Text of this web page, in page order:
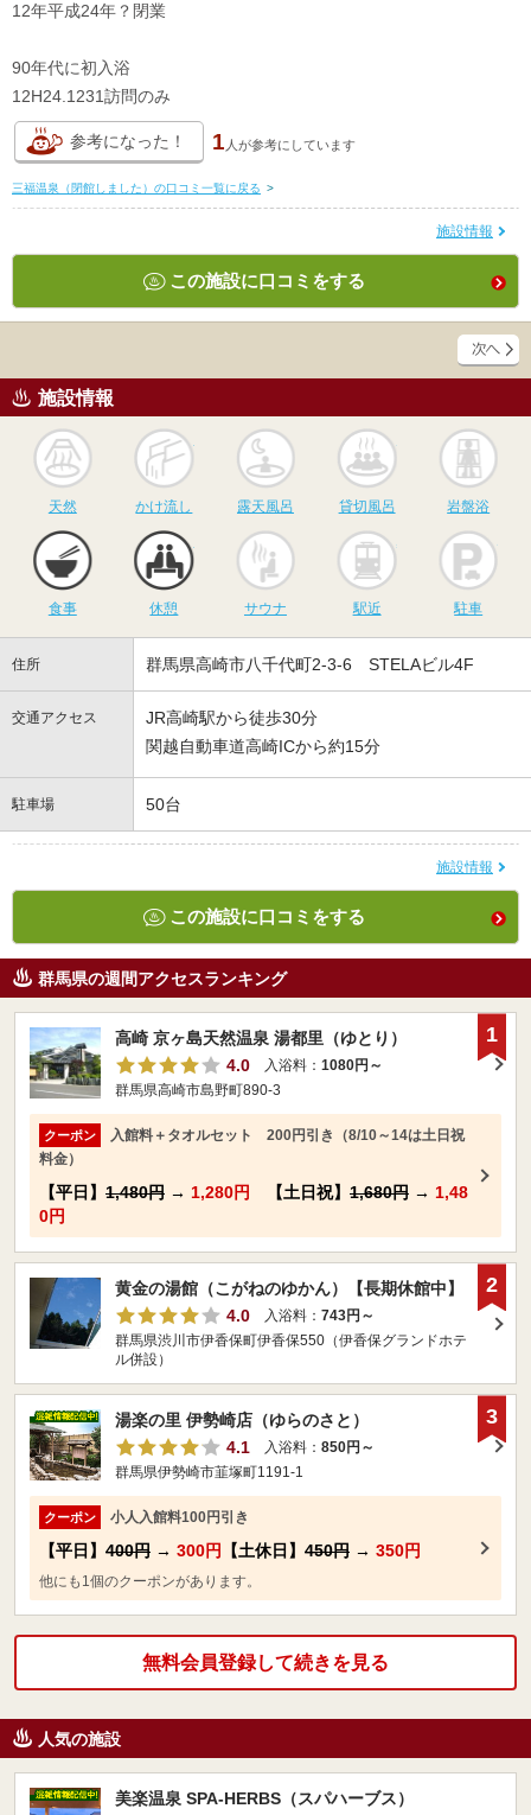
12年平成24年？閉業
90年代に初入浴
12H24.1231訪問のみ
参考になった！ 1 人が参考にしています
三福温泉（閉館しました）の口コミ一覧に戻る >
施設情報
この施設に口コミをする
施設情報
天然
かけ流し
かけ流し
露天風呂
露天風呂
貸切風呂
貸切風呂 岩盤浴
食事 休憩
サウナ
サウナ 駅近 駐車
住所 群馬県高崎市八千代町2-3-6 STELAビル4F
交通アクセス
JR高崎駅から徒歩30分
関越自動車道高崎ICから約15分
駐車場 50台
施設情報
この施設に口コミをする
群馬県の週間アクセスランキング
高崎 京ヶ島天然温泉 湯都里（ゆとり）
4.0
入浴料： 1080円～
群馬県高崎市島野町890-3
クーポン
入館料＋タオルセット 200円引き（8/10～14は土日祝
料金）
【平日】 1,480円 → 1,280円 【土日祝】 1,680円 → 1,48
0円
1
黄金の湯館（こがねのゆかん）【長期休館中】
4.0
入浴料： 743円～
群馬県渋川市伊香保町伊香保550（伊香保グランドホテ
ル併設）
2
湯楽の里 伊勢崎店（ゆらのさと）
4.1
入浴料： 850円～
群馬県伊勢崎市韮塚町1191-1
クーポン 小人入館料100円引き
【平日】 400円 → 300円 【土休日】 450円 → 350円
他にも1個のクーポンがあります。
3
無料会員登録して続きを見る
人気の施設
美楽温泉 SPA-HERBS（スパハーブス）